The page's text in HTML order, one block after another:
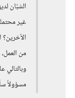
الشبّان
غير
من
مسؤولاً